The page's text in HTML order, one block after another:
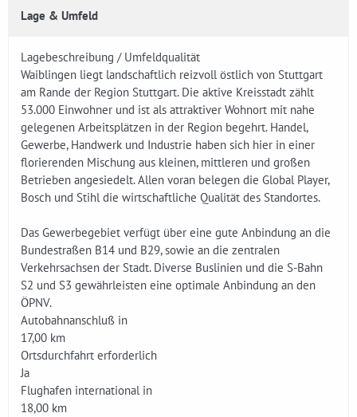
Lage & Umfeld
Lagebeschreibung / Umfeldqualität
Waiblingen liegt landschaftlich reizvoll östlich von Stuttgart
am Rande der Region Stuttgart. Die aktive Kreisstadt zählt
53.000 Einwohner und ist als attraktiver Wohnort mit nahe
gelegenen Arbeitsplätzen in der Region begehrt. Handel,
Gewerbe, Handwerk und Industrie haben sich hier in einer
florierenden Mischung aus kleinen, mittleren und großen
Betrieben angesiedelt. Allen voran belegen die Global Player,
Bosch und Stihl die wirtschaftliche Qualität des Standortes.
Das Gewerbegebiet verfügt über eine gute Anbindung an die
Bundestraßen B14 und B29, sowie an die zentralen
Verkehrsachsen der Stadt. Diverse Buslinien und die S-Bahn
S2 und S3 gewährleisten eine optimale Anbindung an den
ÖPNV.
Autobahnanschluß in
17,00 km
Ortsdurchfahrt erforderlich
Ja
Flughafen international in
18,00 km